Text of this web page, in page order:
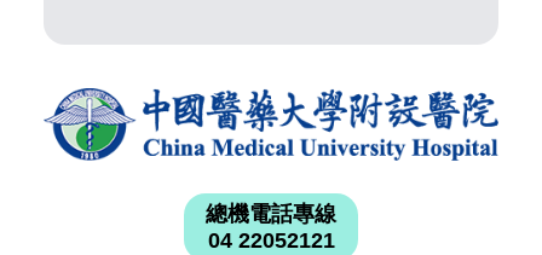
總機電話專線
04 22052121